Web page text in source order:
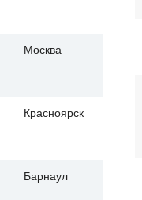
Москва
Красноярск
Барнаул